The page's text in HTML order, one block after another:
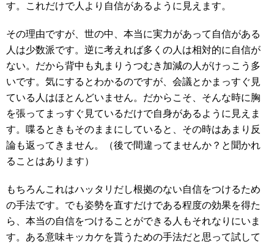
す。これだけで人より自信があるように見えます。
その理由ですが、世の中、本当に実力があって自信がある
人は少数派です。逆に考えれば多くの人は相対的に自信が
ない。だから背中も丸まりうつむき加減の人がけっこう多
いです。気にするとわかるのですが、会議とかまっすぐ見
ている人はほとんどいません。だからこそ、そんな時に胸
を張ってまっすぐ見ているだけで自身があるように見えま
す。喋るときもそのままにしていると、その時はあまり反
論も返ってきません。（後で間違ってませんか？と聞かれ
ることはあります）
もちろんこれはハッタリだし根拠のない自信をつけるため
の手法です。でも姿勢を直すだけである程度の効果を得た
ら、本当の自信をつけることができる人もそれなりにいま
す。ある意味キッカケを貰うための手法だと思って試して